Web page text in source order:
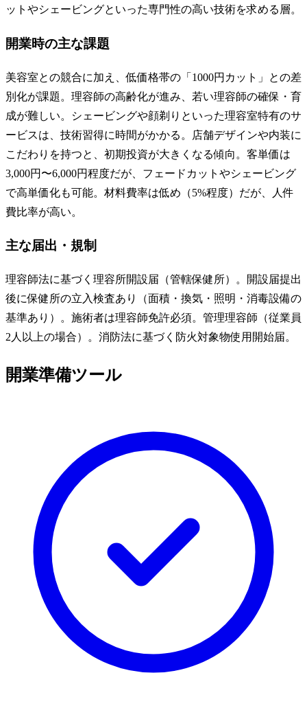
ットやシェービングといった専門性の高い技術を求める層。
開業時の主な課題
美容室との競合に加え、低価格帯の「1000円カット」との差
別化が課題。理容師の高齢化が進み、若い理容師の確保・育
成が難しい。シェービングや顔剃りといった理容室特有のサ
ービスは、技術習得に時間がかかる。店舗デザインや内装に
こだわりを持つと、初期投資が大きくなる傾向。客単価は
3,000円〜6,000円程度だが、フェードカットやシェービング
で高単価化も可能。材料費率は低め（5%程度）だが、人件
費比率が高い。
主な届出・規制
理容師法に基づく理容所開設届（管轄保健所）。開設届提出
後に保健所の立入検査あり（面積・換気・照明・消毒設備の
基準あり）。施術者は理容師免許必須。管理理容師（従業員
2人以上の場合）。消防法に基づく防火対象物使用開始届。
開業準備ツール